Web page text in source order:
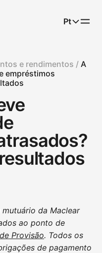
Pt
e rendimentos /A
empréstimos
da Maclear
ao ponto de
Provisão. Todos os
de pagamento